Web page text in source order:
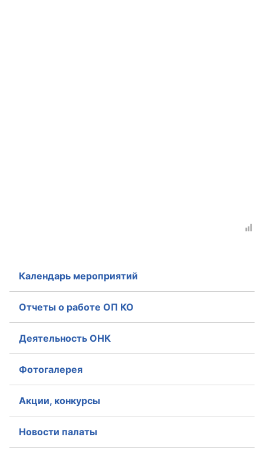
Календарь мероприятий
Отчеты о работе ОП КО
Деятельность ОНК
Фотогалерея
Акции, конкурсы
Новости палаты